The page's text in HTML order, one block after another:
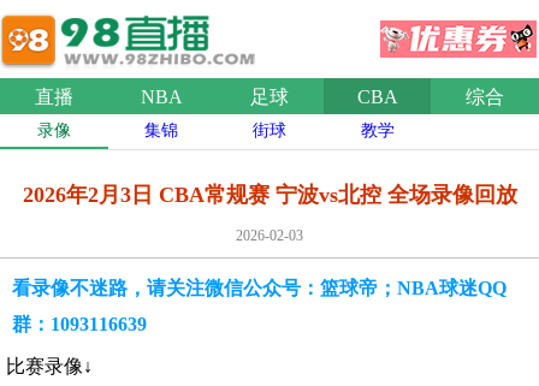
直播 NBA 足球 CBA 综合
录像 集锦 街球 教学
2026年2月3日 CBA常规赛 宁波vs北控 全场录像回放
2026-02-03
看录像不迷路，请关注微信公众号：篮球帝；NBA球迷QQ
群：1093116639
比赛录像↓